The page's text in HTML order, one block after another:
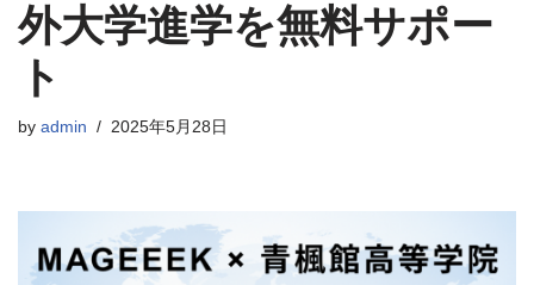
ッ
プ
外大学進学を無料サポー
ト
by admin 2025年5月28日